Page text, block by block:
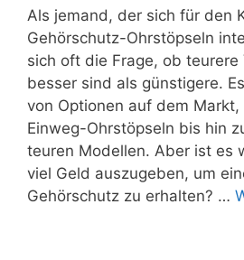
Als jemand, der sich für den
Gehörschutz-Ohrstöpseln
sich oft die Frage, ob teurere
besser sind als günstigere.
von Optionen auf dem
Einweg-Ohrstöpseln bis hin
teuren Modellen. Aber ist es
viel Geld auszugeben, um
Gehörschutz zu erhalten? …